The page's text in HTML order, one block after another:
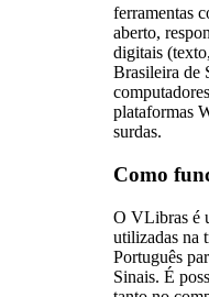
ferramentas
aberto,
digitais
Brasileira de
plataformas
surdas.
Como
O VLibras é
utilizadas na
Português
Sinais. É